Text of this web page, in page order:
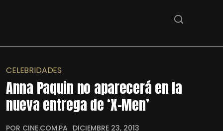
CELEBRIDADES
Anna Paquin no aparecerá en la
nueva entrega de ‘X-Men’
POR CINE.COM.PA DICIEMBRE 23, 2013